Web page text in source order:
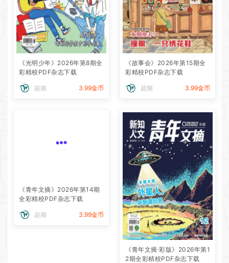
《光明少年》2026年第8期全
彩精校PDF杂志下载
超频 3.99金币
《故事会》2026年第15期全
彩精校PDF杂志下载
超频 3.99金币
《青年文摘》2026年第14期
全彩精校PDF杂志下载
超频 3.99金币
《青年文摘·彩版》2026年第1
2期全彩精校PDF杂志下载